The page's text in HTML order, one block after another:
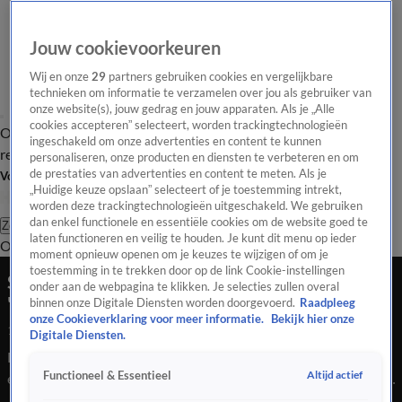
Overzicht Laatste nieuws Regionieuws Het beste van Hart
Tip de
redactie
Volg Hart van Nederland
Zoeken
OverzichtRegioUitzendingenWeerTip de redactiePanelVideo's
Straat Alblasserdam vol dichtgetimmerde
'spookhuizen'
18 mei 2026, 22:35
De Ruigenhil in Alblasserdam verandert volgens bewoners in
een spookstraat: meer dan de helft van de woningen staat leeg
Jouw cookievoorkeuren
Wij en onze29 partners gebruiken cookies en vergelijkbare
technieken om informatie te verzamelen over jou als gebruiker van
onze website(s), jouw gedrag en jouw apparaten. Als je „Alle
cookies accepteren” selecteert, worden trackingtechnologieën
ingeschakeld om onze advertenties en content te kunnen
personaliseren, onze producten en diensten te verbeteren en om
de prestaties van advertenties en content te meten. Als je
„Huidige keuze opslaan” selecteert of je toestemming intrekt,
worden deze trackingtechnologieën uitgeschakeld. We gebruiken
dan enkel functionele en essentiële cookies om de website goed te
laten functioneren en veilig te houden. Je kunt dit menu op ieder
moment opnieuw openen om je keuzes te wijzigen of om je
toestemming in te trekken door op de link Cookie-instellingen
onder aan de webpagina te klikken. Je selecties zullen overal
binnen onze Digitale Diensten worden doorgevoerd. Raadpleeg
onze Cookieverklaring voor meer informatie.
Bekijk hier onze
Digitale Diensten.
Functioneel & Essentieel Altijd actief